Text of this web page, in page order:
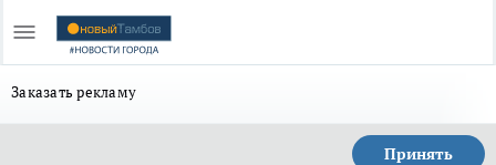
Заказать рекламу
Принять